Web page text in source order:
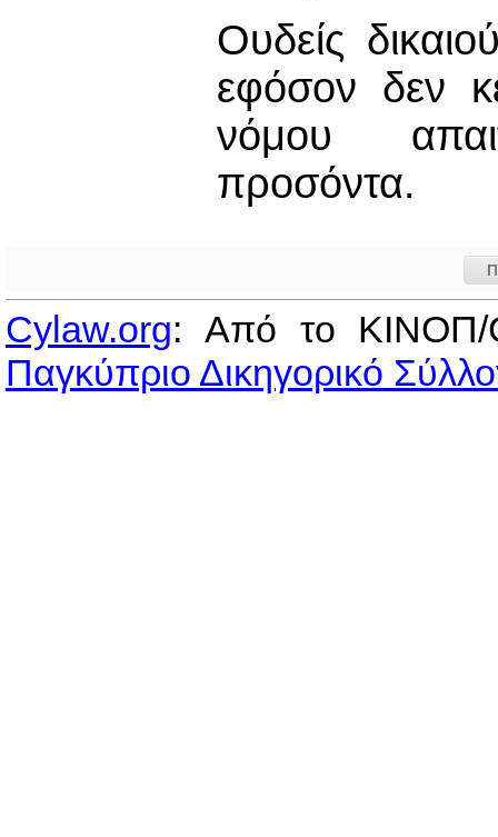
Ουδείς
εφόσον δεν
νόμου
προσόντα.
Cylaw.org: Από το
Παγκύπριο Δικηγορικό